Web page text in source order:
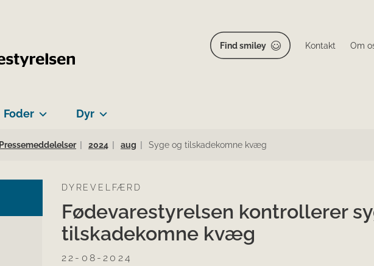
Find smiley Kontakt Om
Foder Dyr
Pressemeddelelser 2024 aug Syge og tilskadekomne kvæg
DYREVELFÆRD
Fødevarestyrelsen kontrollerer
tilskadekomne kvæg
22-08-2024